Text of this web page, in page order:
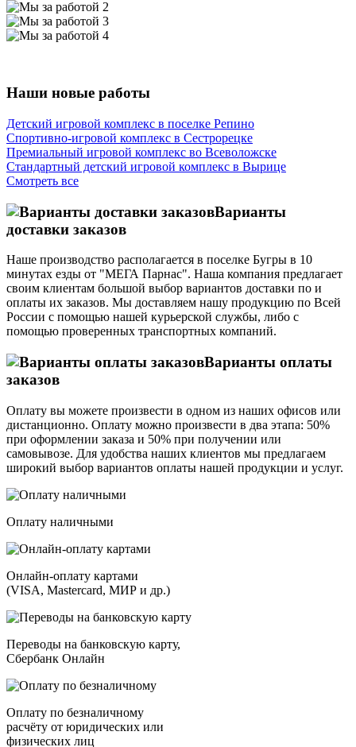
Наши новые работы
Детский игровой комплекс в поселке Репино
Спортивно-игровой комплекс в Сестрорецке
Премиальный игровой комплекс во Всеволожске
Стандартный детский игровой комплекс в Вырице
Смотреть все
Варианты
доставки заказов
Наше производство располагается в поселке Бугры в 10
минутах езды от "МЕГА Парнас". Наша компания предлагает
своим клиентам большой выбор вариантов доставки по и
оплаты их заказов. Мы доставляем нашу продукцию по Всей
России с помощью нашей курьерской службы, либо с
помощью проверенных транспортных компаний.
Варианты оплаты
заказов
Оплату вы можете произвести в одном из наших офисов или
дистанционно. Оплату можно произвести в два этапа: 50%
при оформлении заказа и 50% при получении или
самовывозе. Для удобства наших клиентов мы предлагаем
широкий выбор вариантов оплаты нашей продукции и услуг.
Оплату наличными
Онлайн-оплату картами
(VISA, Mastercard, МИР и др.)
Переводы на банковскую карту,
Сбербанк Онлайн
Оплату по безналичному
расчёту от юридических или
физических лиц